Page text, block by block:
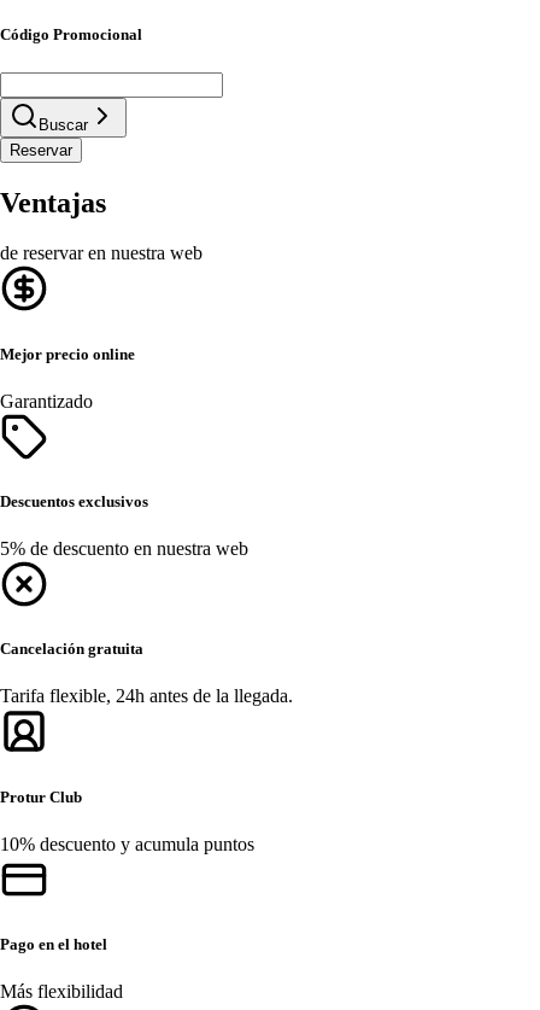
Código Promocional
Buscar
Reservar
Ventajas
de reservar en nuestra web
Mejor precio online
Garantizado
Descuentos exclusivos
5% de descuento en nuestra web
Cancelación gratuita
Tarifa flexible, 24h antes de la llegada.
Protur Club
10% descuento y acumula puntos
Pago en el hotel
Más flexibilidad